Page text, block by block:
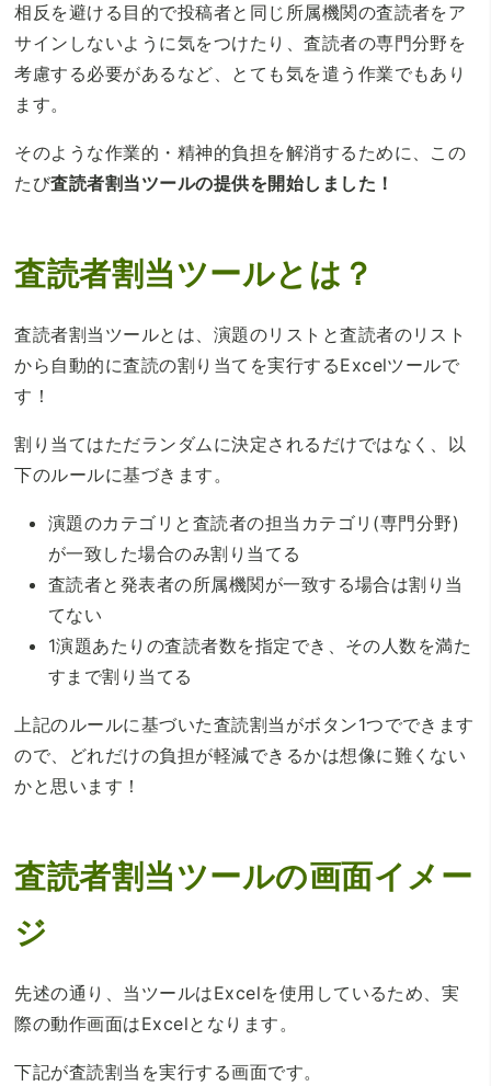
相反を避ける目的で投稿者と同じ所属機関の査読者をア
サインしないように気をつけたり、査読者の専門分野を
考慮する必要があるなど、とても気を遣う作業でもあり
ます。
そのような作業的・精神的負担を解消するために、この
たび査読者割当ツールの提供を開始しました！
査読者割当ツールとは？
査読者割当ツールとは、演題のリストと査読者のリスト
から自動的に査読の割り当てを実行するExcelツールで
す！
割り当てはただランダムに決定されるだけではなく、以
下のルールに基づきます。
演題のカテゴリと査読者の担当カテゴリ(専門分野)
が一致した場合のみ割り当てる
査読者と発表者の所属機関が一致する場合は割り当
てない
1演題あたりの査読者数を指定でき、その人数を満た
すまで割り当てる
上記のルールに基づいた査読割当がボタン1つでできます
ので、どれだけの負担が軽減できるかは想像に難くない
かと思います！
査読者割当ツールの画面イメー
ジ
先述の通り、当ツールはExcelを使用しているため、実
際の動作画面はExcelとなります。
下記が査読割当を実行する画面です。